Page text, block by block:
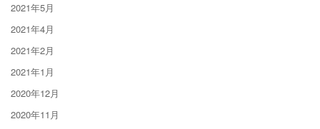
2021年5月
2021年4月
2021年2月
2021年1月
2020年12月
2020年11月